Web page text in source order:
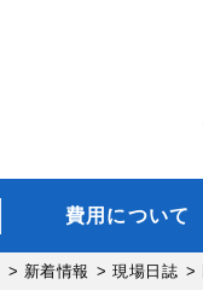
費用について
> 新着情報 > 現場日誌 >